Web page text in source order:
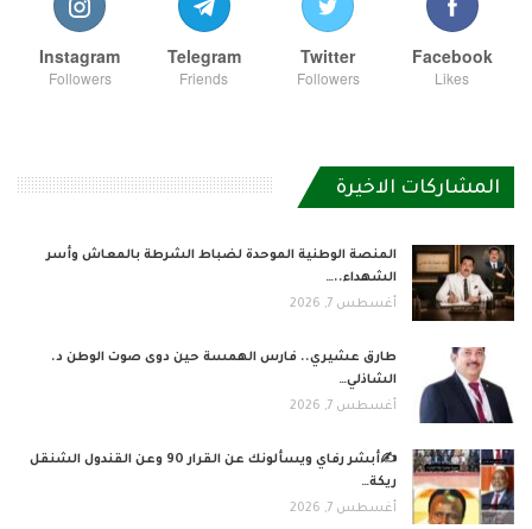
Facebook
Likes
Twitter
Followers
Telegram
Friends
Instagram
Followers
المشاركات الاخيرة
المنصة الوطنية الموحدة لضباط الشرطة بالمعاش وأسر
الشهداء..…
أغسطس 7, 2026
طارق عشيري.. فارس الهمسة حين دوى صوت الوطن د.
الشاذلي…
أغسطس 7, 2026
✍️أبشر رفاي ويسألونك عن القرار 90 وعن القندول الشنقل
ريكة…
أغسطس 7, 2026